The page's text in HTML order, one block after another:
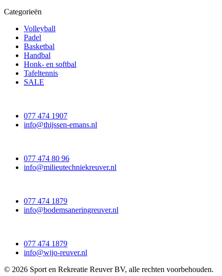
Categorieën
Volleyball
Padel
Basketbal
Handbal
Honk- en softbal
Tafeltennis
SALE
077 474 1907
info@thijssen-emans.nl
077 474 80 96
info@milieutechniekreuver.nl
077 474 1879
info@bodemsaneringreuver.nl
077 474 1879
info@wijo-reuver.nl
© 2026 Sport en Rekreatie Reuver BV, alle rechten voorbehouden.